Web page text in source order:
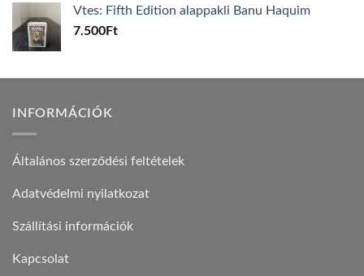
Vtes: Fifth Edition alappakli Banu Haquim
7.500Ft
INFORMÁCIÓK
Általános szerződési feltételek
Adatvédelmi nyilatkozat
Szállítási információk
Kapcsolat